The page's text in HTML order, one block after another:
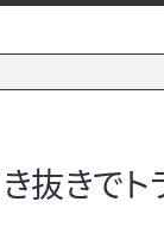
きでト